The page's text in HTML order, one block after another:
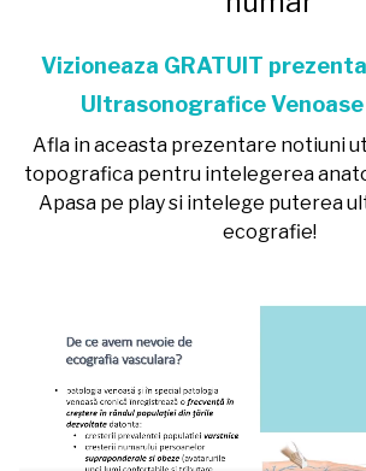
Vizioneaza GRATUIT
Ultrasonografice
Afla in aceasta prezentare notiuni
topografica pentru intelegerea
Apasa pe play si intelege puterea
ecografie!